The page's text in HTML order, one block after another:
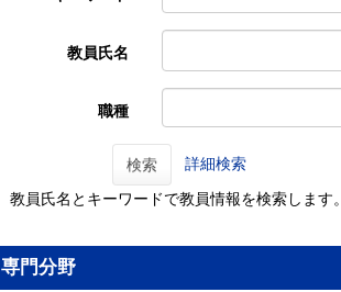
教員氏名
職種
検索 詳細検索
教員氏名とキーワードで教員情報を検索します。
専門分野